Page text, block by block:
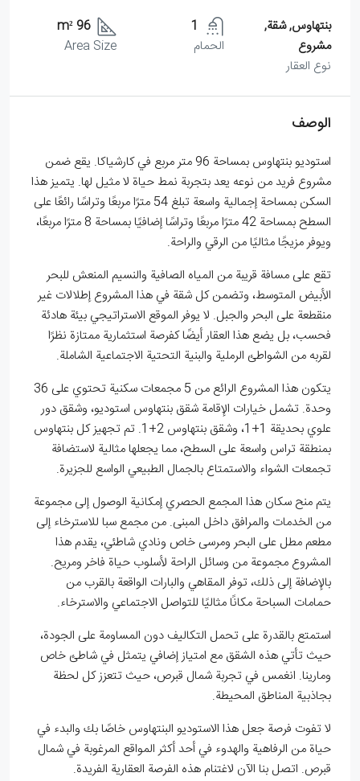
بنتهاوس, شقة,
مشروع
نوع العقار
1
الحمام
96 m²
Area Size
الوصف
استوديو بنتهاوس بمساحة 96 متر مربع في كارشياكا. يقع ضمن
مشروع فريد من نوعه يعد بتجربة نمط حياة لا مثيل لها. يتميز هذا
السكن بمساحة إجمالية واسعة تبلغ 54 مترًا مربعًا وتراسًا رائعًا على
السطح بمساحة 42 مترًا مربعًا وتراسًا إضافيًا بمساحة 8 مترًا مربعًا،
ويوفر مزيجًا مثاليًا من الرقي والراحة.
تقع على مسافة قريبة من المياه الصافية والنسيم المنعش للبحر
الأبيض المتوسط، وتضمن كل شقة في هذا المشروع إطلالات غير
منقطعة على البحر والجبل. لا يوفر الموقع الاستراتيجي بيئة هادئة
فحسب، بل يضع هذا العقار أيضًا كفرصة استثمارية ممتازة نظرًا
لقربه من الشواطئ الرملية والبنية التحتية الاجتماعية الشاملة.
يتكون هذا المشروع الرائع من 5 مجمعات سكنية تحتوي على 36
وحدة. تشمل خيارات الإقامة شقق بنتهاوس استوديو، وشقق دور
علوي بحديقة 1+1، وشقق بنتهاوس 2+1. تم تجهيز كل بنتهاوس
بمنطقة تراس واسعة على السطح، مما يجعلها مثالية لاستضافة
تجمعات الشواء والاستمتاع بالجمال الطبيعي الواسع للجزيرة.
يتم منح سكان هذا المجمع الحصري إمكانية الوصول إلى مجموعة
من الخدمات والمرافق داخل المبنى. من مجمع سبا للاسترخاء إلى
مطعم مطل على البحر ومرسى خاص ونادي شاطئي، يقدم هذا
المشروع مجموعة من وسائل الراحة لأسلوب حياة فاخر ومريح.
بالإضافة إلى ذلك، توفر المقاهي والبارات الواقعة بالقرب من
حمامات السباحة مكانًا مثاليًا للتواصل الاجتماعي والاسترخاء.
استمتع بالقدرة على تحمل التكاليف دون المساومة على الجودة،
حيث تأتي هذه الشقق مع امتياز إضافي يتمثل في شاطئ خاص
ومارينا. انغمس في تجربة شمال قبرص، حيث تتعزز كل لحظة
بجاذبية المناطق المحيطة.
لا تفوت فرصة جعل هذا الاستوديو البنتهاوس خاصًا بك والبدء في
حياة من الرفاهية والهدوء في أحد أكثر المواقع المرغوبة في شمال
قبرص. اتصل بنا الآن لاغتنام هذه الفرصة العقارية الفريدة.